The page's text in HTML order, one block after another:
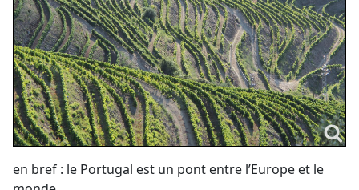
en bref : le Portugal est un pont entre l’Europe et le